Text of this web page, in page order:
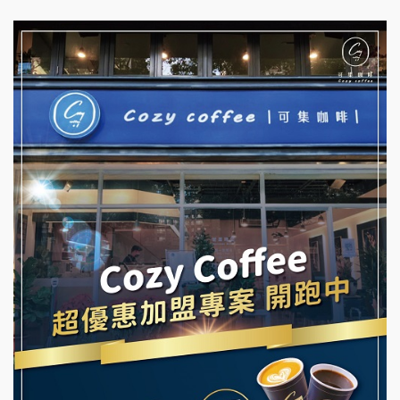
彭富貴加盟說明會
NU PASTA義大利麵加盟說明會
潮鍋癮加盟說明會
蓁伙烤倆吃加盟說明會
霏等茶加盟說明會
早安山丘加盟說明會
冰封仙果加盟說明會
Ramble Café 漫步藍咖啡加盟說明會
杜芳子古味茶鋪加盟說明會
優握握×酸奶大獅加盟說明會
冬城門加盟說明會
拾鑶火鍋加盟說明會
阿性情趣無人販售所加盟明會
龍涎居好湯加盟說明會
舒油頭加盟說明會
韓金量加盟說明會